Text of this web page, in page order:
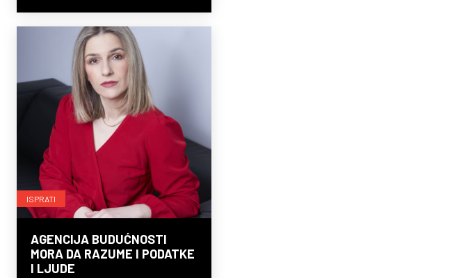
ISPRATI
AGENCIJA BUDUĆNOSTI
MORA DA RAZUME I PODATKE
I LJUDE